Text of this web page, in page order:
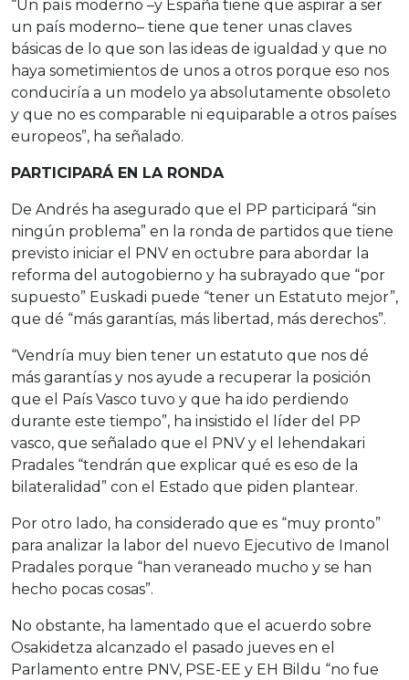
“Un país moderno –y España tiene que aspirar a ser
un país moderno– tiene que tener unas claves
básicas de lo que son las ideas de igualdad y que no
haya sometimientos de unos a otros porque eso nos
conduciría a un modelo ya absolutamente obsoleto
y que no es comparable ni equiparable a otros países
europeos”, ha señalado.
PARTICIPARÁ EN LA RONDA
De Andrés ha asegurado que el PP participará “sin
ningún problema” en la ronda de partidos que tiene
previsto iniciar el PNV en octubre para abordar la
reforma del autogobierno y ha subrayado que “por
supuesto” Euskadi puede “tener un Estatuto mejor”,
que dé “más garantías, más libertad, más derechos”.
“Vendría muy bien tener un estatuto que nos dé
más garantías y nos ayude a recuperar la posición
que el País Vasco tuvo y que ha ido perdiendo
durante este tiempo”, ha insistido el líder del PP
vasco, que señalado que el PNV y el lehendakari
Pradales “tendrán que explicar qué es eso de la
bilateralidad” con el Estado que piden plantear.
Por otro lado, ha considerado que es “muy pronto”
para analizar la labor del nuevo Ejecutivo de Imanol
Pradales porque “han veraneado mucho y se han
hecho pocas cosas”.
No obstante, ha lamentado que el acuerdo sobre
Osakidetza alcanzado el pasado jueves en el
Parlamento entre PNV, PSE-EE y EH Bildu “no fue